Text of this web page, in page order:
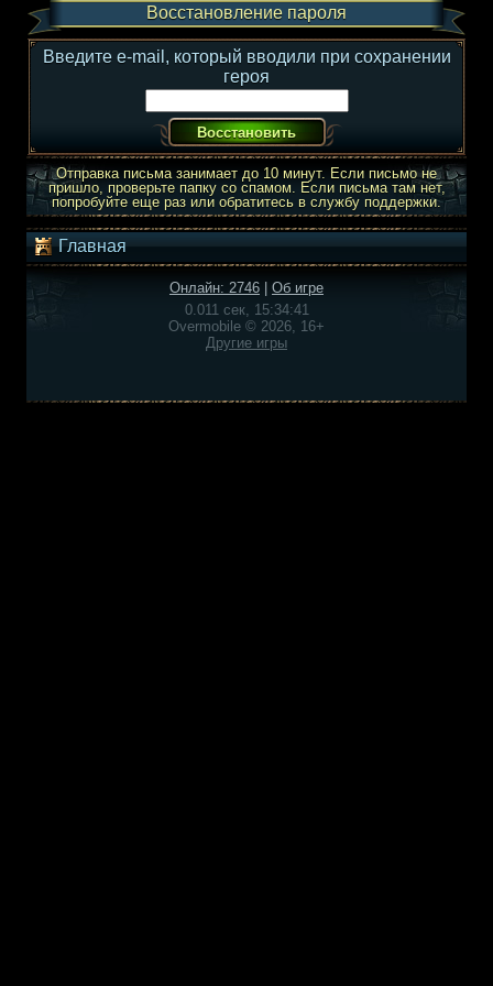
Восстановление пароля
Введите e-mail, который вводили при сохранении
героя
Отправка письма занимает до 10 минут. Если письмо не
пришло, проверьте папку со спамом. Если письма там нет,
попробуйте еще раз или обратитесь в службу поддержки.
Главная
Онлайн: 2746
Об игре
0.011 сек, 15:34:41
Overmobile © 2026, 16+
Другие игры